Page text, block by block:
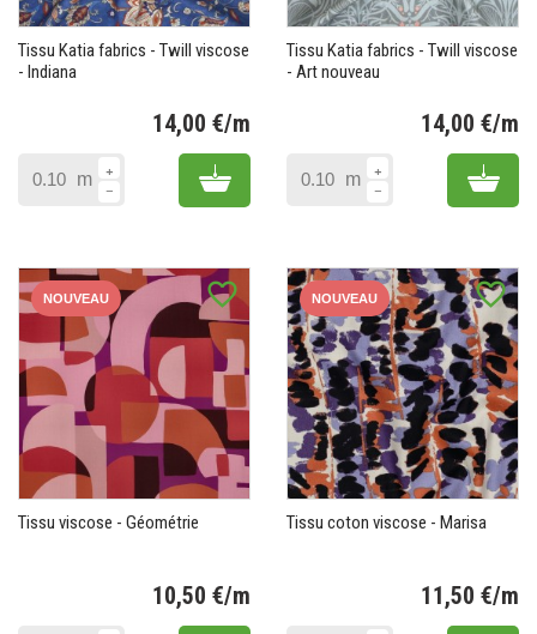
Tissu Katia fabrics - Twill viscose
- Indiana
14,00 €/m
m Add to cart
Tissu Katia fabrics - Twill viscose
- Art nouveau
14,00 €/m
m Add
favorite_border
NOUVEAU
Tissu viscose - Géométrie
10,50 €/m
favorite_border
NOUVEAU
Tissu coton viscose - Marisa
11,50 €/m